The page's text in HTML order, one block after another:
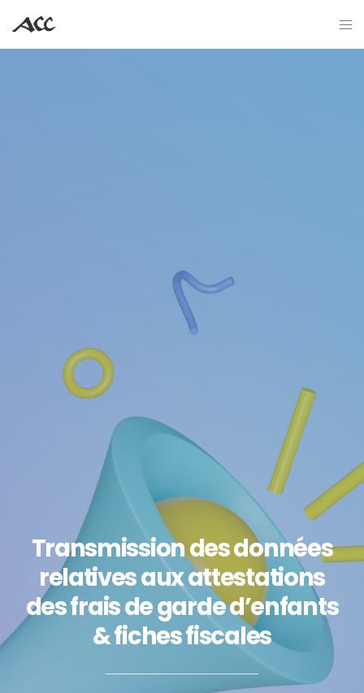
Transmission des données
relatives aux attestations
des frais de garde d’enfants
& fiches fiscales